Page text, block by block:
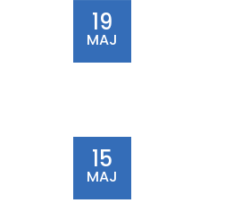
19
MAJ
15
MAJ